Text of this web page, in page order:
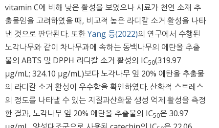
vitamin C에 비해 낮은 활성을 보였으나 시료가 천연 소재 추
출물임을 고려하였을 때, 비교적 높은 라디칼 소거 활성을 나타
낸 것으로 판단된다. 또한Yang 등(2022)의 연구에서 수행된
노각나무와 같이 차나무과에 속하는 동백나무의 에탄올 추출
물의 ABTS 및 DPPH 라디칼 소거 활성의 IC50(319.97
μg/mL; 324.10 μg/mL)보다 노각나무 잎 20% 에탄올 추출물
의 라디칼 소거 활성이 우수함을 확인하였다. 산화적 스트레스
의 정도를 나타낼 수 있는 지질과산화물 생성 억제 활성을 측정
한 결과, 노각나무 잎 20% 에탄올 추출물의 IC50은 30.97